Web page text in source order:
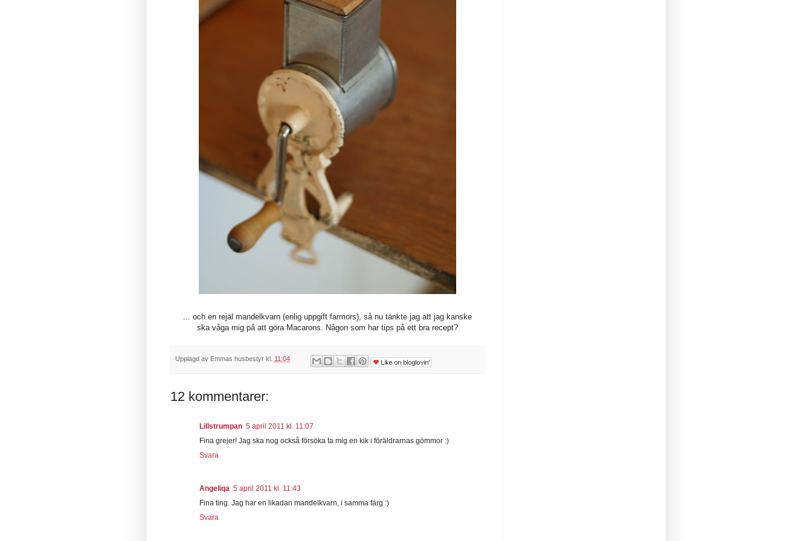
... och en rejäl mandelkvarn (enlig uppgift farmors), så nu tänkte jag att jag kanske
ska våga mig på att göra Macarons. Någon som har tips på ett bra recept?
Upplagd av Emmas husbestyr kl. 11:04
12 kommentarer:
Lillstrumpan 5 april 2011 kl. 11:07
Fina grejer! Jag ska nog också försöka ta mig en kik i föräldrarnas gömmor :)
Svara
Angeliqa 5 april 2011 kl. 11:43
Fina ting. Jag har en likadan mandelkvarn, i samma färg :)
Svara